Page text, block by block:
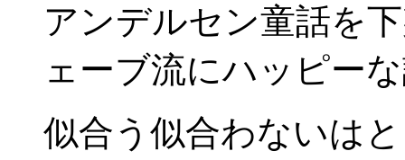
アンデルセン童話を
ェーブ流にハッピー
似合う似合わないは